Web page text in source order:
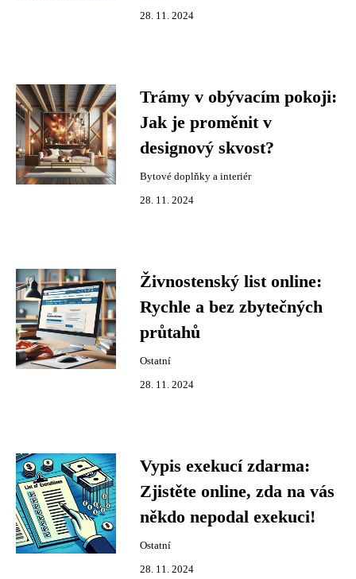
28. 11. 2024
Trámy v obývacím pokoji:
Jak je proměnit v
designový skvost?
Bytové doplňky a interiér
28. 11. 2024
Živnostenský list online:
Rychle a bez zbytečných
průtahů
Ostatní
28. 11. 2024
Vypis exekucí zdarma:
Zjistěte online, zda na vás
někdo nepodal exekuci!
Ostatní
28. 11. 2024